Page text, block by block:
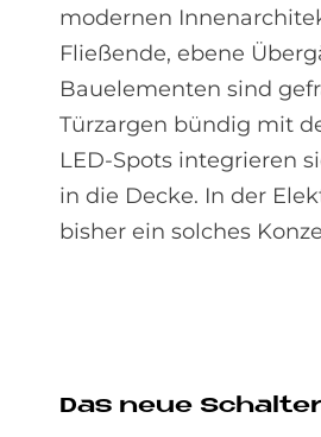
modernen
Fließende, ebene
Bauelementen sind
Türzargen bündig mit
LED-Spots integrieren
in die Decke. In der
bisher ein solches
Das neue